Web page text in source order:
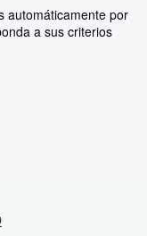
automáticamente por
a sus criterios